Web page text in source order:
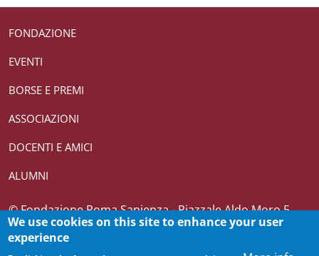
FONDAZIONE
EVENTI
BORSE E PREMI
ASSOCIAZIONI
DOCENTI E AMICI
ALUMNI
Credits
© Fondazione Roma Sapienza - Piazzale Aldo Moro 5,
00185 Roma T (+39) 06 4969 0362-0361 CF 10082271007
We use cookies on this site to enhance your user
experience